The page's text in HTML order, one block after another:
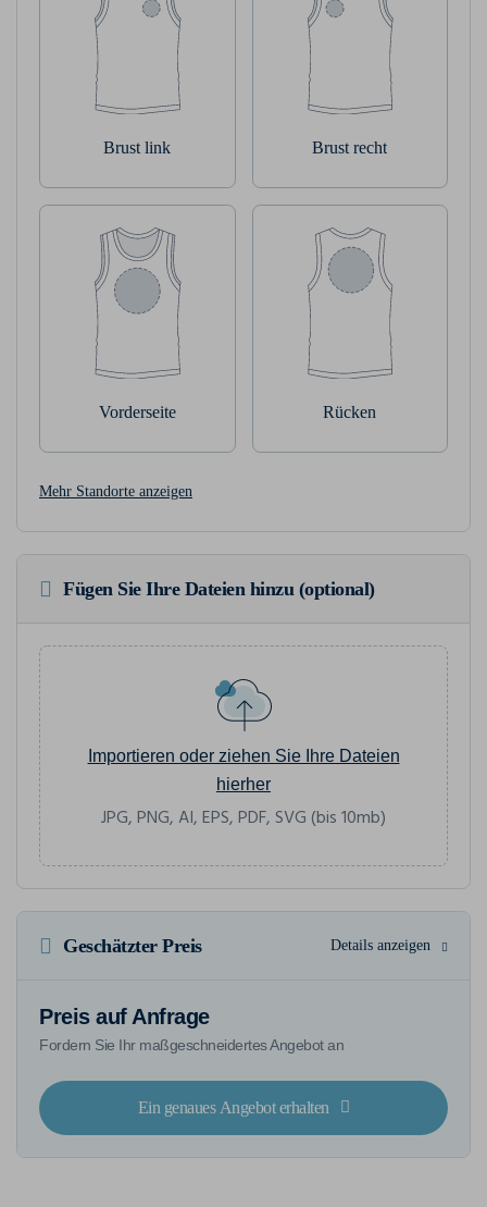
Brust link Brust recht
Vorderseite Rücken
Mehr Standorte anzeigen
Fügen Sie Ihre Dateien hinzu (optional)
Importieren oder ziehen Sie Ihre Dateien
hierher
JPG, PNG, AI, EPS, PDF, SVG (bis 10mb)
Geschätzter Preis Details anzeigen
Preis auf Anfrage
Fordern Sie Ihr maßgeschneidertes Angebot an
Ein genaues Angebot erhalten